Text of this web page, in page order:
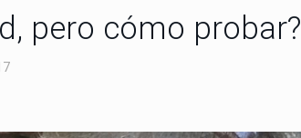
pero cómo probar?